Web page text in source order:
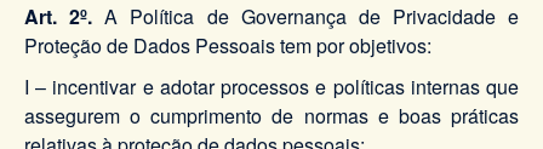
Art. 2º. A Política de Governança de Privacidade e
Proteção de Dados Pessoais tem por objetivos:
I – incentivar e adotar processos e políticas internas que
assegurem o cumprimento de normas e boas práticas